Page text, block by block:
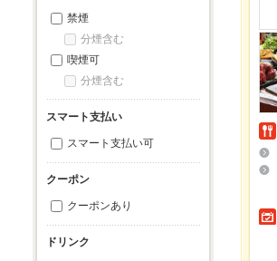
禁煙
分煙含む
喫煙可
分煙含む
スマート支払い
スマート支払い可
クーポン
クーポンあり
ドリンク